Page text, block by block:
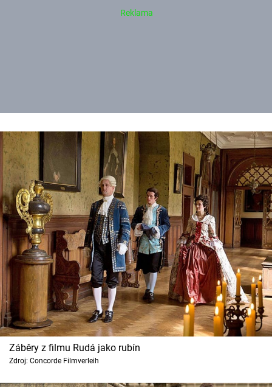
Záběry z filmu Rudá jako rubín
Zdroj: Concorde Filmverleih